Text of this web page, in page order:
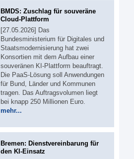
BMDS: Zuschlag für souveräne
Cloud-Plattform
[27.05.2026] Das
Bundesministerium für Digitales und
Staatsmodernisierung hat zwei
Konsortien mit dem Aufbau einer
souveränen KI-Plattform beauftragt.
Die PaaS-Lösung soll Anwendungen
für Bund, Länder und Kommunen
tragen. Das Auftragsvolumen liegt
bei knapp 250 Millionen Euro.
mehr...
Bremen: Dienstvereinbarung für
den KI-Einsatz